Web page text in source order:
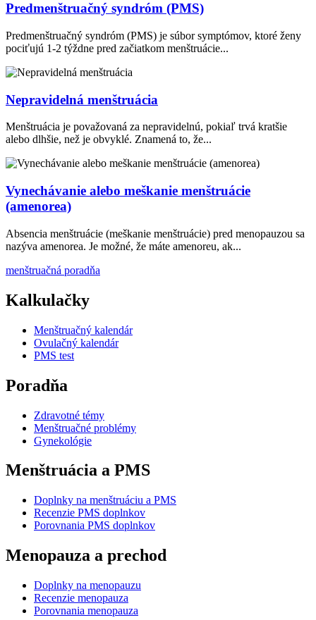
Predmenštruačný syndróm (PMS)
Predmenštruačný syndróm (PMS) je súbor symptómov, ktoré ženy
pociťujú 1-2 týždne pred začiatkom menštruácie...
Nepravidelná menštruácia
Menštruácia je považovaná za nepravidelnú, pokiaľ trvá kratšie
alebo dlhšie, než je obvyklé. Znamená to, že...
Vynechávanie alebo meškanie menštruácie
(amenorea)
Absencia menštruácie (meškanie menštruácie) pred menopauzou sa
nazýva amenorea. Je možné, že máte amenoreu, ak...
menštruačná poradňa
Kalkulačky
Menštruačný kalendár
Ovulačný kalendár
PMS test
Poradňa
Zdravotné témy
Menštruačné problémy
Gynekológie
Menštruácia a PMS
Doplnky na menštruáciu a PMS
Recenzie PMS doplnkov
Porovnania PMS doplnkov
Menopauza a prechod
Doplnky na menopauzu
Recenzie menopauza
Porovnania menopauza